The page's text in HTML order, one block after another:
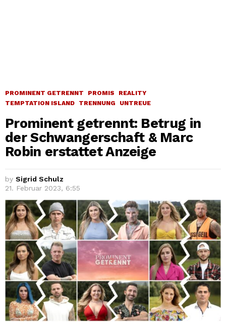
PROMINENT GETRENNT PROMIS
REALITY
TEMPTATION ISLAND
TRENNUNG UNTREUE
Prominent getrennt: Betrug in
der Schwangerschaft & Marc
Robin erstattet Anzeige
by Sigrid Schulz
21. Februar 2023, 6:55